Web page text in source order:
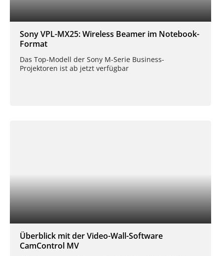
Sony VPL-MX25: Wireless Beamer im Notebook-
Format
Das Top-Modell der Sony M-Serie Business-
Projektoren ist ab jetzt verfügbar
Überblick mit der Video-Wall-Software
CamControl MV